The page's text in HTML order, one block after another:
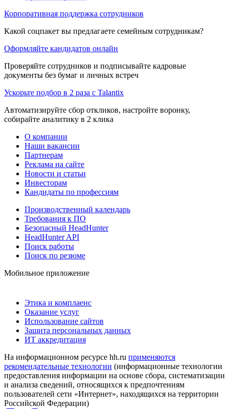
Корпоративная поддержка сотрудников
Какой соцпакет вы предлагаете семейным сотрудникам?
Оформляйте кандидатов онлайн
Проверяйте сотрудников и подписывайте кадровые
документы без бумаг и личных встреч
Ускорьте подбор в 2 раза с Talantix
Автоматизируйте сбор откликов, настройте воронку,
собирайте аналитику в 2 клика
О компании
Наши вакансии
Партнерам
Реклама на сайте
Новости и статьи
Инвесторам
Кандидаты по профессиям
Производственный календарь
Требования к ПО
Безопасный HeadHunter
HeadHunter API
Поиск работы
Поиск по резюме
Мобильное приложение
Этика и комплаенс
Оказание услуг
Использование сайтов
Защита персональных данных
ИТ аккредитация
На информационном ресурсе hh.ru применяются
рекомендательные технологии (информационные технологии
предоставления информации на основе сбора, систематизации
и анализа сведений, относящихся к предпочтениям
пользователей сети «Интернет», находящихся на территории
Российской Федерации)